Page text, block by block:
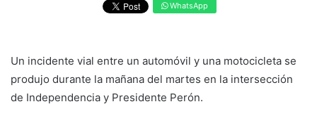
WhatsApp
Un incidente vial entre un automóvil y una motocicleta se
produjo durante la mañana del martes en la intersección
de Independencia y Presidente Perón.